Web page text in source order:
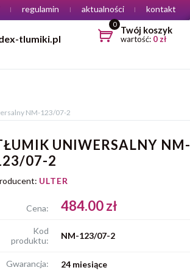
tlumiki.pl
0
Twój koszyk
wartość: 0zł
regulamin aktualności kontakt
NM-123/07-2
UNIWERSALNY NM-
07-2
ULTER
Cena: 484.00 zł
Kod
produktu:
NM-123/07-2
Gwarancja: 24 miesiące